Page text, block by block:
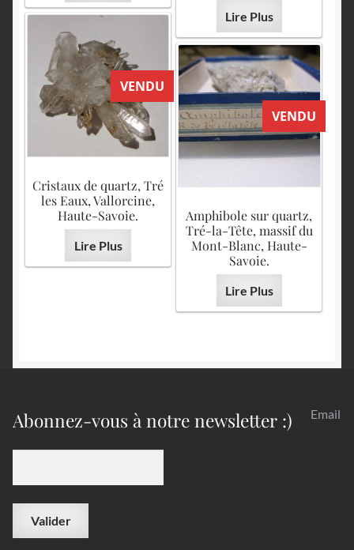
Lire Plus
VENDU
Cristaux de quartz, Tré
les Eaux, Vallorcine,
Haute-Savoie.
Lire Plus
VENDU
Amphibole sur quartz,
Tré-la-Tête, massif du
Mont-Blanc, Haute-
Savoie.
Lire Plus
Abonnez-vous à notre newsletter :) Email